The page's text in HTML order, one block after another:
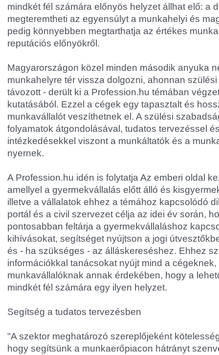
mindkét fél számára előnyös helyzet állhat elő: a
megteremtheti az egyensúlyt a munkahelyi és
pedig könnyebben megtarthatja az értékes
reputációs előnyökről.
Magyarországon közel minden második anyuka
munkahelyre tér vissza dolgozni, ahonnan
távozott - derült ki a Profession.hu témában
kutatásából. Ezzel a cégek egy tapasztalt és
munkavállalót veszíthetnek el. A szülési
folyamatok átgondolásával, tudatos tervezéssel
intézkedésekkel viszont a munkáltatók és a
nyernek.
A Profession.hu idén is folytatja Az emberi oldal
amellyel a gyermekvállalás előtt álló és
illetve a vállalatok ehhez a témához kapcsolódó
portál és a civil szervezet célja az idei év során,
pontosabban feltárja a gyermekvállaláshoz
kihívásokat, segítséget nyújtson a jogi
és - ha szükséges - az álláskereséshez. Ehhez
információkkal tanácsokat nyújt mind a cégeknek,
munkavállalóknak annak érdekében, hogy a
mindkét fél számára egy ilyen helyzet.
Segítség a tudatos tervezésben
"A szektor meghatározó szereplőjeként
hogy segítsünk a munkaerőpiacon hátrányt